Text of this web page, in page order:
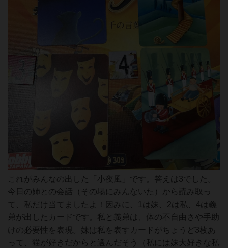
これがみんなの出した「小夜風」です。答えは3でした。
今日の姉との会話（その場にみんないた）から読み取っ
て、私だけ当てましたよ！因みに、1は妹、2は私、4は義
弟が出したカードです。私と義弟は、体の不自由さや手助
けの必要性を表現。妹は私を表すカードがちょうど3枚あ
って、猫が好きだからと選んだそう（私には妹大好きな私